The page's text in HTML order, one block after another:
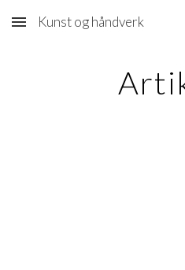
Skip to main content
Kunst og håndverk